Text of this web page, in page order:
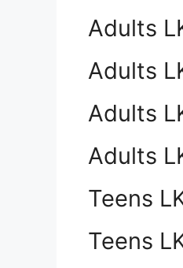
Adults
Adults
Adults
Adults
Teens
Teens